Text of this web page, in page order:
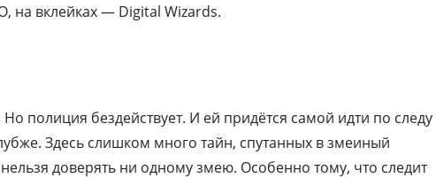
на вклейках — Digital Wizards.
полиция бездействует. И ей придётся самой идти по следу
Здесь слишком много тайн, спутанных в змеиный
доверять ни одному змею. Особенно тому, что следит